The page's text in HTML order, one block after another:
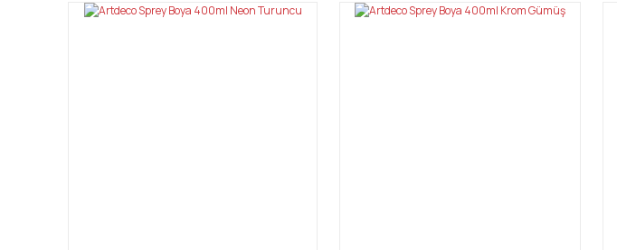
Ürün resmi kalitesiz, bozuk veya görüntülenemiyor.